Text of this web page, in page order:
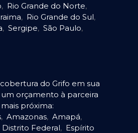
, Rio Grande do Norte,
, Rio Grande do Sul,
, Sergipe, São Paulo,
do Grifo em sua
orçamento à parceira
próxima:
, Amazonas, Amapá,
Distrito Federal, Espírito